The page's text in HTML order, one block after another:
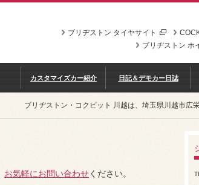
ブリヂストン タイヤサイト
ブリヂストン ホ
カスタマイズカー紹介 日記＆デモカー日誌
ブリヂストン・コクピット 川越は、埼玉県川越市広
お気軽にお問い合わせください。